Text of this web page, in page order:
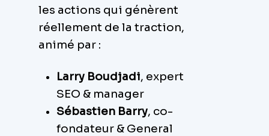
les actions qui génèrent
réellement de la traction,
animé par :
Larry Boudjadi, expert
SEO & manager
Sébastien Barry, co-
fondateur & General